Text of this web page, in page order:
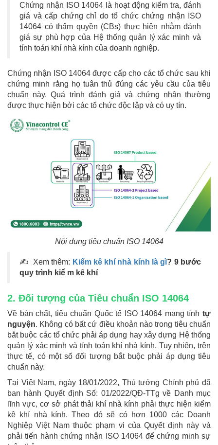
Chứng nhận ISO 14064 là hoạt động kiểm tra, đánh
giá và cấp chứng chỉ do tổ chức chứng nhận ISO
14064 có thẩm quyền (CBs) thực hiện nhằm đánh
giá sự phù hợp của Hệ thống quản lý xác minh và
tính toán khí nhà kính của doanh nghiệp.
Chứng nhận ISO 14064 được cấp cho các tổ chức sau khi
chứng minh rằng họ tuân thủ đúng các yêu cầu của tiêu
chuẩn này. Quá trình đánh giá và chứng nhận thường
được thực hiện bởi các tổ chức độc lập và có uy tín.
Nội dung tiêu chuẩn ISO 14064
✍ Xem thêm: Kiểm kê khí nhà kính là gì? 9 bước
quy trình kiể m kê khí
2. Đối tượng của Tiêu chuẩn ISO 14064
Về bản chất, tiêu chuẩn Quốc tế ISO 14064 mang tính tự
nguyện. Không có bất cứ điều khoản nào trong tiêu chuẩn
bắt buộc các tổ chức phải áp dụng hay xây dựng Hệ thống
quản lý xác minh và tính toán khí nhà kính. Tuy nhiên, trên
thực tế, có một số đối tượng bắt buộc phải áp dụng tiêu
chuẩn này.
Tại Việt Nam, ngày 18/01/2022, Thủ tướng Chính phủ đã
ban hành Quyết định Số: 01/2022/QĐ-TTg về Danh mục
lĩnh vực, cơ sở phát thải khí nhà kính phải thực hiện kiểm
kê khí nhà kính. Theo đó sẽ có hơn 1000 các Doanh
Nghiệp Việt Nam thuộc phạm vi của Quyết định này và
phải tiến hành chứng nhận ISO 14064 để chứng minh sự